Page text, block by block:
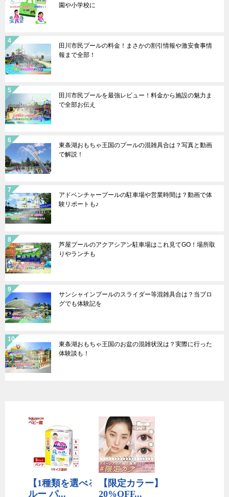
園や小学校に
田川市民プールの料金！まさかの割引情報や激安食事情
報まで全部！
田川市民プールを最強レビュー！料金から施設の魅力ま
で全部お伝え
東条湖おもちゃ王国のプールの混雑具合は？写真と動画
で解説！
アドベンチャープールの駐車場や営業時間は？動画で体
験リポートも♪
芦屋プールのアクアシアン駐車場はこれ見てGO！場所取
りやランチも
サンシャインプールのスライダー等混雑具合は？当ブロ
グでも体験記を
東条湖おもちゃ王国のお盆の混雑状況は？実際に行った
体験談も！